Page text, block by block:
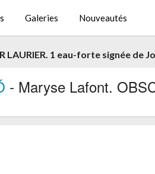
Galeries Nouveautés
LAURIER. 1 eau-forte signée de
- Maryse Lafont.